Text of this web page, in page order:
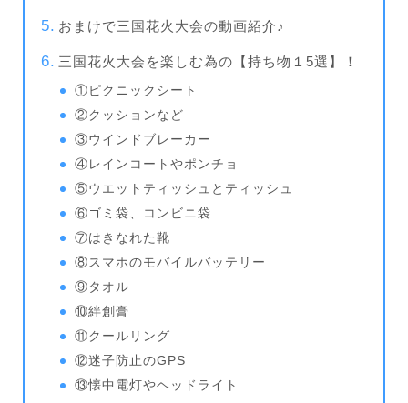
おまけで三国花火大会の動画紹介♪
三国花火大会を楽しむ為の【持ち物１5選】！
①ピクニックシート
②クッションなど
③ウインドブレーカー
④レインコートやポンチョ
⑤ウエットティッシュとティッシュ
⑥ゴミ袋、コンビニ袋
⑦はきなれた靴
⑧スマホのモバイルバッテリー
⑨タオル
⑩絆創膏
⑪クールリング
⑫迷子防止のGPS
⑬懐中電灯やヘッドライト